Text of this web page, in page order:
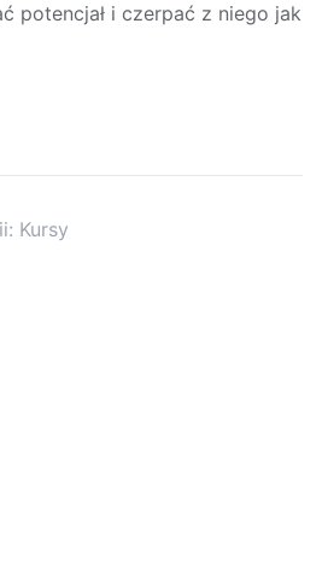
potencjał i czerpać z niego jak
Kursy